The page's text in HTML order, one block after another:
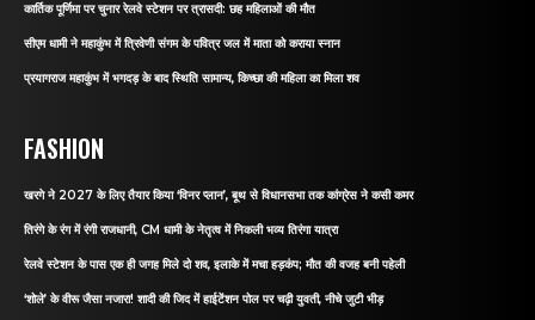
कार्तिक पूर्णिमा पर चुनार रेलवे स्टेशन पर त्रासदी: छह महिलाओं की मौत
सीएम धामी ने महाकुंभ में त्रिवेणी संगम के पवित्र जल में माता को कराया स्नान
प्रयागराज महाकुंभ में भगदड़ के बाद स्थिति सामान्य, किच्छा की महिला का मिला शव
FASHION
खरगे ने 2027 के लिए तैयार किया ‘विनर प्लान’, बूथ से विधानसभा तक कांग्रेस ने कसी कमर
तिरंगे के रंग में रंगी राजधानी, CM धामी के नेतृत्व में निकली भव्य तिरंगा यात्रा
रेलवे स्टेशन के पास एक ही जगह मिले दो शव, इलाके में मचा हड़कंप; मौत की वजह बनी पहेली
‘शोले’ के वीरू जैसा नजारा! शादी की जिद में हाईटेंशन पोल पर चढ़ी युवती, नीचे जुटी भीड़